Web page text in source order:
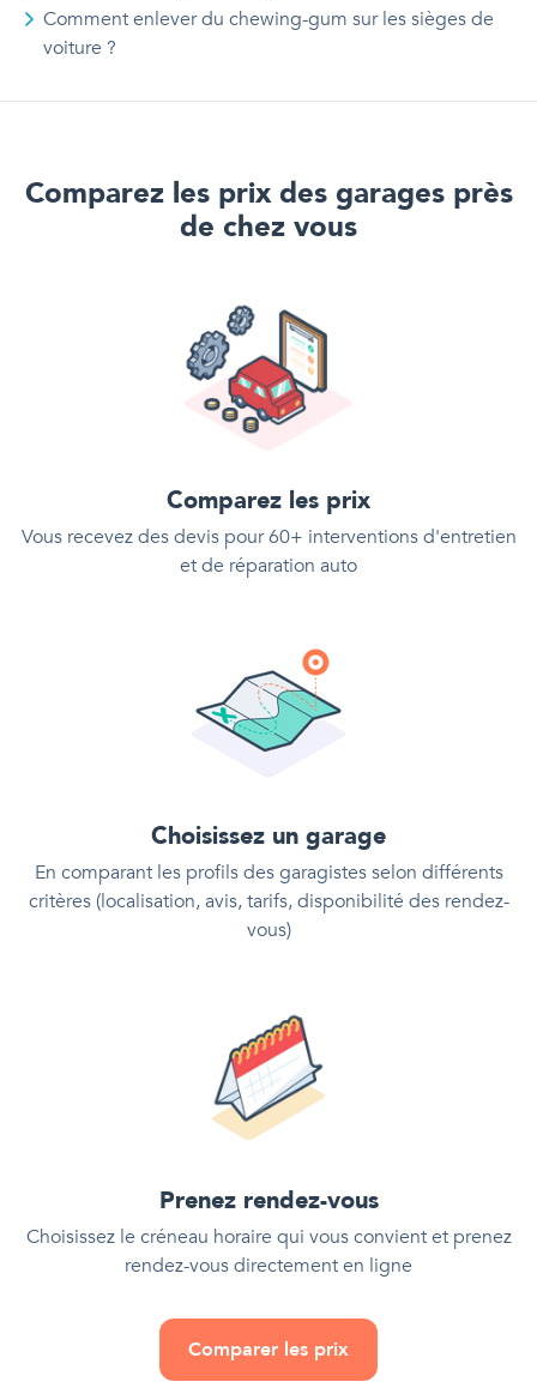
Comment enlever du chewing-gum sur les sièges de
voiture ?
Comparez les prix des garages près
de chez vous
Comparez les prix
Vous recevez des devis pour 60+ interventions d'entretien
et de réparation auto
Choisissez un garage
En comparant les profils des garagistes selon différents
critères (localisation, avis, tarifs, disponibilité des rendez-
vous)
Prenez rendez-vous
Choisissez le créneau horaire qui vous convient et prenez
rendez-vous directement en ligne
Comparer les prix